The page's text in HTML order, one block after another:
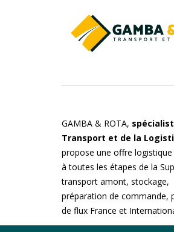
GAMBA & ROTA,
Transport et de la
propose une offre
à toutes les étapes de la
transport amont, stockage,
préparation de commande,
de flux France et